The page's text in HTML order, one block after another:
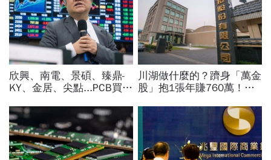
欣興、南電、景碩、臻鼎-
KY、金居、尖點...PCB買誰
11月末升段首選，V轉反彈
最快
川湖做什麼的？躋身「萬金
股」抱1張年賺760萬！傳
根鐵憑什麼賣這麼貴」？